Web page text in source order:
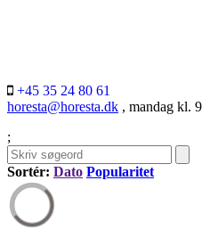
+45 35 24 80 61
horesta@horesta.dk , mandag kl.
;
Sortér: Dato Popularitet